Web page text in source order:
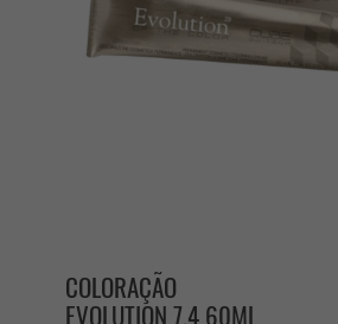
COLORAÇÃO
EVOLUTION 7.4 60ML